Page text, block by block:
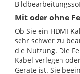
Mit oder ohne
Ob Sie ein HDMI
sehr schwer zu
die Nutzung. Die
Kabel verlegen
Geräte ist. Sie